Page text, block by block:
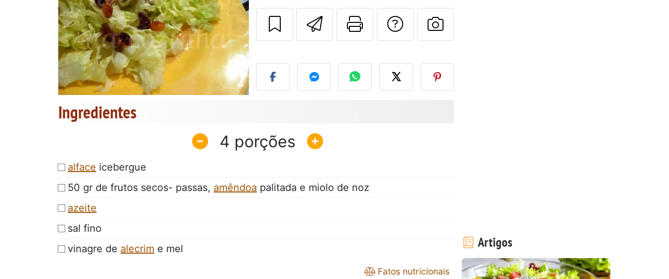
Enviar esta receita a um amigo
Imprima esta página
Falar com o autor da receita
Fez esta receita? Compartilhe
Ingredientes
4
alface icebergue
50 gr de frutos secos- passas, amêndoa palitada e miolo de noz
azeite
sal fino
vinagre de alecrim e mel
Fatos nutricionais
Artigos